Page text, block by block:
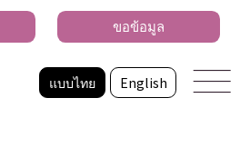
แบบไทย English
ขอข้อมูล